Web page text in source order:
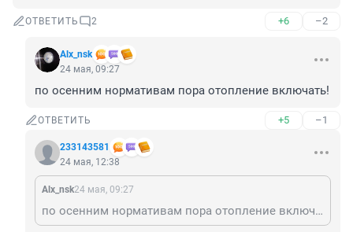
ОТВЕТИТЬ 2 +6 –2
Alx_nsk
24 мая, 09:27
по осенним нормативам пора отопление включать!
ОТВЕТИТЬ +5 –1
233143581
24 мая, 12:38
Alx_nsk24 мая, 09:27
по осенним нормативам пора отопление включать!